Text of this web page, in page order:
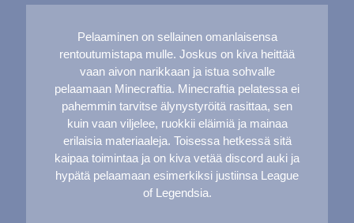
Pelaaminen on sellainen omanlaisensa
rentoutumistapa mulle. Joskus on kiva heittää
vaan aivon narikkaan ja istua sohvalle
pelaamaan Minecraftia. Minecraftia pelatessa ei
pahemmin tarvitse älynystyröitä rasittaa, sen
kuin vaan viljelee, ruokkii eläimiä ja mainaa
erilaisia materiaaleja. Toisessa hetkessä sitä
kaipaa toimintaa ja on kiva vetää discord auki ja
hypätä pelaamaan esimerkiksi justiinsa League
of Legendsia.